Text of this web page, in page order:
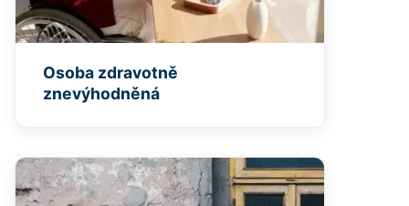
Osoba zdravotně
znevýhodněná